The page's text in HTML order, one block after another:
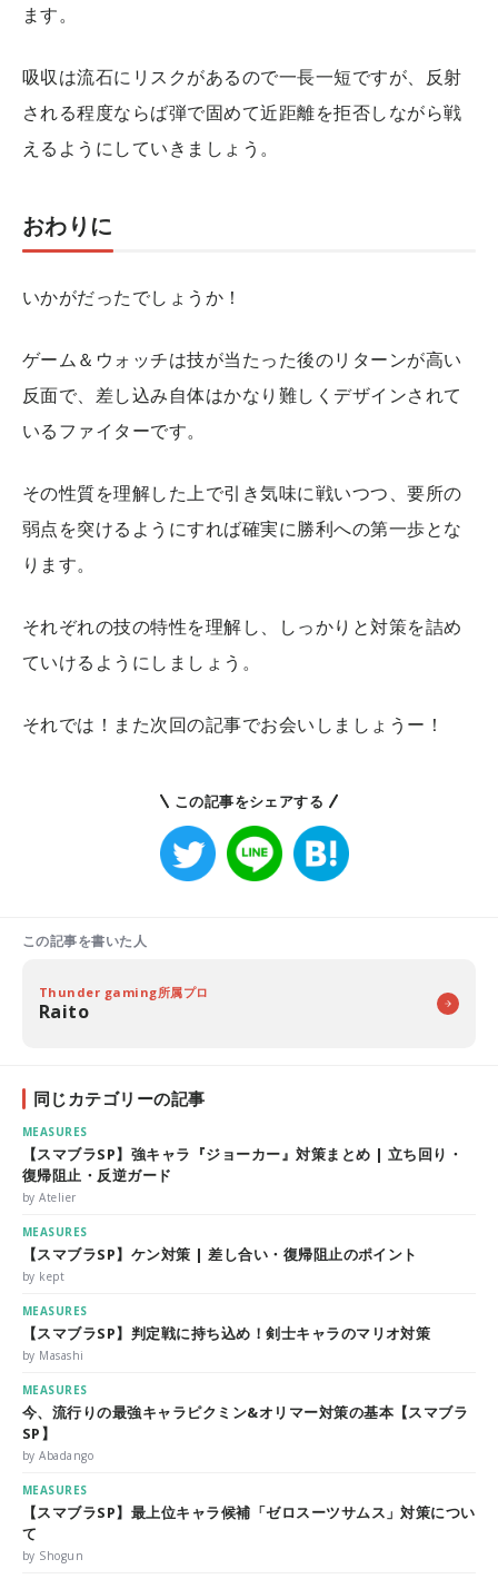
ます。
吸収は流石にリスクがあるので一長一短ですが、反射
される程度ならば弾で固めて近距離を拒否しながら戦
えるようにしていきましょう。
おわりに
いかがだったでしょうか！
ゲーム＆ウォッチは技が当たった後のリターンが高い
反面で、差し込み自体はかなり難しくデザインされて
いるファイターです。
その性質を理解した上で引き気味に戦いつつ、要所の
弱点を突けるようにすれば確実に勝利への第一歩とな
ります。
それぞれの技の特性を理解し、しっかりと対策を詰め
ていけるようにしましょう。
それでは！また次回の記事でお会いしましょうー！
この記事をシェアする
この記事を書いた人
Thunder gaming所属プロ
Raito
同じカテゴリーの記事
MEASURES
【スマブラSP】強キャラ『ジョーカー』対策まとめ | 立ち回り・
復帰阻止・反逆ガード
by Atelier
MEASURES
【スマブラSP】ケン対策 | 差し合い・復帰阻止のポイント
by kept
MEASURES
【スマブラSP】判定戦に持ち込め！剣士キャラのマリオ対策
by Masashi
MEASURES
今、流行りの最強キャラピクミン&オリマー対策の基本【スマブラ
SP】
by Abadango
MEASURES
【スマブラSP】最上位キャラ候補「ゼロスーツサムス」対策につい
て
by Shogun